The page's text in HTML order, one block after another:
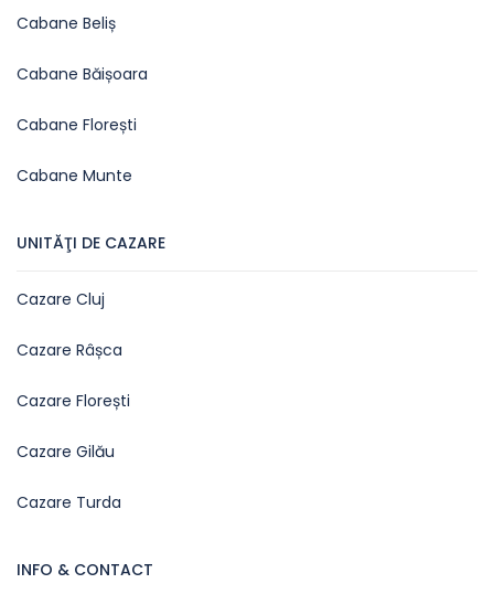
Cabane Beliș
Cabane Băișoara
Cabane Florești
Cabane Munte
UNITĂŢI DE CAZARE
Cazare Cluj
Cazare Râșca
Cazare Florești
Cazare Gilău
Cazare Turda
INFO & CONTACT